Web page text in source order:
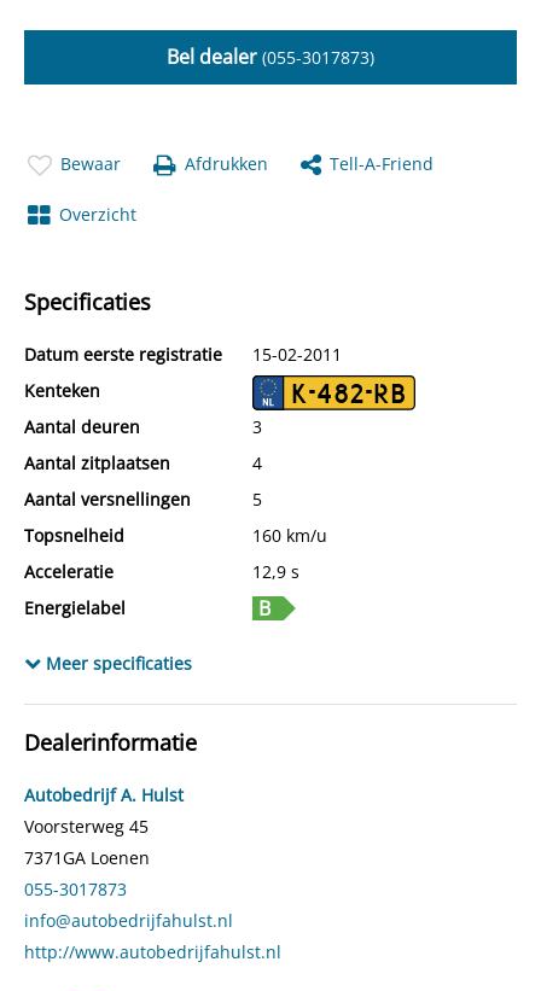
Bel dealer (055-3017873)
Bewaar Afdrukken Tell-A-Friend
Overzicht
Specificaties
Datum eerste registratie
15-02-2011
Kenteken
K-482-RB
Aantal deuren
3
Aantal zitplaatsen
4
Aantal versnellingen
5
Topsnelheid
160 km/u
Acceleratie
12,9 s
Energielabel
Aantal cilinders
Kleur
Motorrijtuigenbelasting
Gewicht (leeg)
Modeldatum vanaf
Modeldatum tot
Emissieklasse
Meer specificaties
Dealerinformatie
Autobedrijf A. Hulst
Voorsterweg 45
7371GA Loenen
055-3017873
info@autobedrijfahulst.nl
http://www.autobedrijfahulst.nl